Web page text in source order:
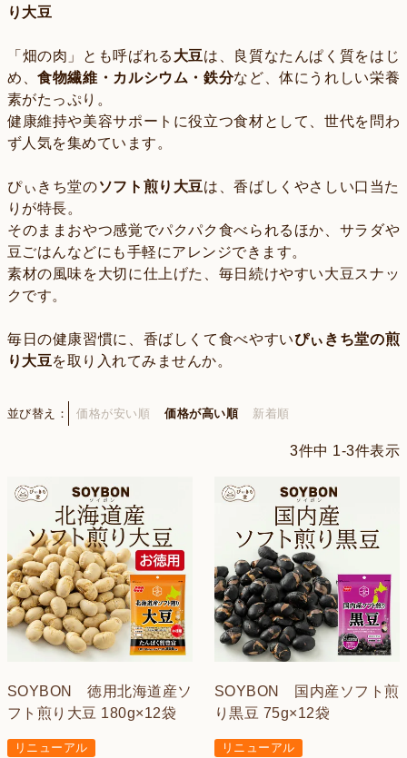
り大豆
「畑の肉」とも呼ばれる 大豆は、良質なたんぱく質をはじ
め、食物繊維・カルシウム・鉄分など、体にうれしい栄養
素がたっぷり。
健康維持や美容サポートに役立つ食材として、世代を問わ
ず人気を集めています。
ぴぃきち堂のソフト煎り大豆は、香ばしくやさしい口当た
りが特長。
そのままおやつ感覚でパクパク食べられるほか、サラダや
豆ごはんなどにも手軽にアレンジできます。
素材の風味を大切に仕上げた、毎日続けやすい大豆スナッ
クです。
毎日の健康習慣に、香ばしくて食べやすいぴぃきち堂の煎
り大豆を取り入れてみませんか。
並び替え 価格が安い順 価格が高い順 新着順
3件中 1-3件表示
SOYBON 徳用北海道産ソ
フト煎り大豆 180g×12袋
リニューアル
SOYBON 国内産ソフト煎
り黒豆 75g×12袋
リニューアル